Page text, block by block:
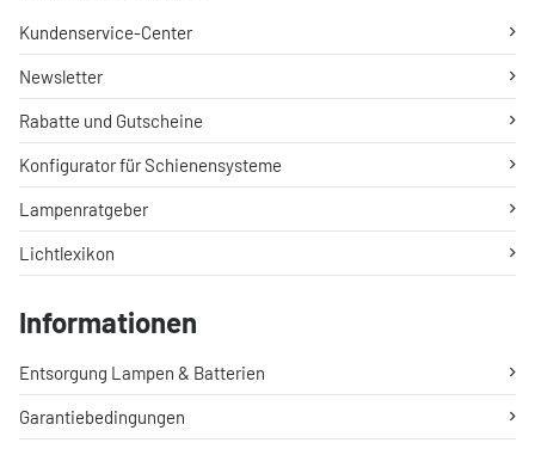
Kundenservice-Center
Newsletter
Rabatte und Gutscheine
Konfigurator für Schienensysteme
Lampenratgeber
Lichtlexikon
Informationen
Entsorgung Lampen & Batterien
Garantiebedingungen